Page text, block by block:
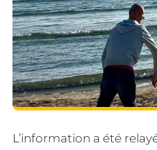
L’information a été